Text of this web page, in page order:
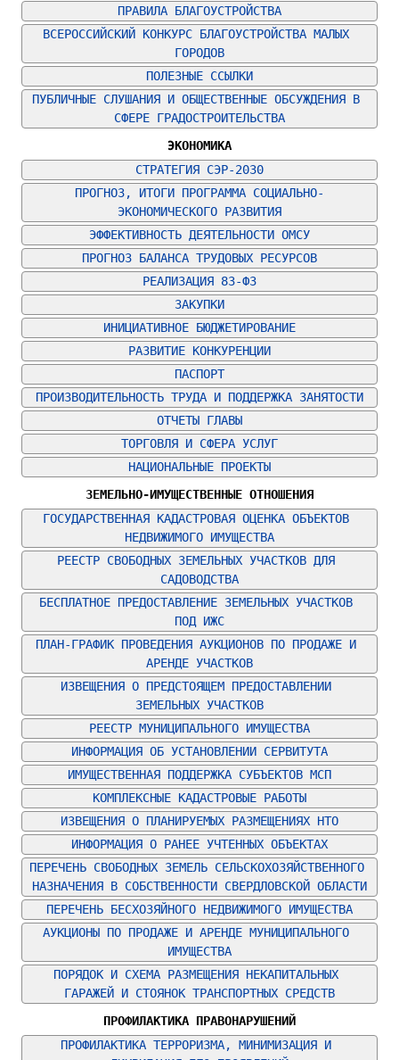
ПРАВИЛА БЛАГОУСТРОЙСТВА
ВСЕРОССИЙСКИЙ КОНКУРС БЛАГОУСТРОЙСТВА МАЛЫХ
ГОРОДОВ
ПОЛЕЗНЫЕ ССЫЛКИ
ПУБЛИЧНЫЕ СЛУШАНИЯ И ОБЩЕСТВЕННЫЕ ОБСУЖДЕНИЯ В
СФЕРЕ ГРАДОСТРОИТЕЛЬСТВА
ЭКОНОМИКА
СТРАТЕГИЯ СЭР-2030
ПРОГНОЗ, ИТОГИ ПРОГРАММА СОЦИАЛЬНО-
ЭКОНОМИЧЕСКОГО РАЗВИТИЯ
ЭФФЕКТИВНОСТЬ ДЕЯТЕЛЬНОСТИ ОМСУ
ПРОГНОЗ БАЛАНСА ТРУДОВЫХ РЕСУРСОВ
РЕАЛИЗАЦИЯ 83-ФЗ
ЗАКУПКИ
ИНИЦИАТИВНОЕ БЮДЖЕТИРОВАНИЕ
РАЗВИТИЕ КОНКУРЕНЦИИ
ПАСПОРТ
ПРОИЗВОДИТЕЛЬНОСТЬ ТРУДА И ПОДДЕРЖКА ЗАНЯТОСТИ
ОТЧЕТЫ ГЛАВЫ
ТОРГОВЛЯ И СФЕРА УСЛУГ
НАЦИОНАЛЬНЫЕ ПРОЕКТЫ
ЗЕМЕЛЬНО-ИМУЩЕСТВЕННЫЕ ОТНОШЕНИЯ
ГОСУДАРСТВЕННАЯ КАДАСТРОВАЯ ОЦЕНКА ОБЪЕКТОВ
НЕДВИЖИМОГО ИМУЩЕСТВА
РЕЕСТР СВОБОДНЫХ ЗЕМЕЛЬНЫХ УЧАСТКОВ ДЛЯ
САДОВОДСТВА
БЕСПЛАТНОЕ ПРЕДОСТАВЛЕНИЕ ЗЕМЕЛЬНЫХ УЧАСТКОВ
ПОД ИЖС
ПЛАН-ГРАФИК ПРОВЕДЕНИЯ АУКЦИОНОВ ПО ПРОДАЖЕ И
АРЕНДЕ УЧАСТКОВ
ИЗВЕЩЕНИЯ О ПРЕДСТОЯЩЕМ ПРЕДОСТАВЛЕНИИ
ЗЕМЕЛЬНЫХ УЧАСТКОВ
РЕЕСТР МУНИЦИПАЛЬНОГО ИМУЩЕСТВА
ИНФОРМАЦИЯ ОБ УСТАНОВЛЕНИИ СЕРВИТУТА
ИМУЩЕСТВЕННАЯ ПОДДЕРЖКА СУБЪЕКТОВ МСП
КОМПЛЕКСНЫЕ КАДАСТРОВЫЕ РАБОТЫ
ИЗВЕЩЕНИЯ О ПЛАНИРУЕМЫХ РАЗМЕЩЕНИЯХ НТО
ИНФОРМАЦИЯ О РАНЕЕ УЧТЕННЫХ ОБЪЕКТАХ
ПЕРЕЧЕНЬ СВОБОДНЫХ ЗЕМЕЛЬ СЕЛЬСКОХОЗЯЙСТВЕННОГО
НАЗНАЧЕНИЯ В СОБСТВЕННОСТИ СВЕРДЛОВСКОЙ ОБЛАСТИ
ПЕРЕЧЕНЬ БЕСХОЗЯЙНОГО НЕДВИЖИМОГО ИМУЩЕСТВА
АУКЦИОНЫ ПО ПРОДАЖЕ И АРЕНДЕ МУНИЦИПАЛЬНОГО
ИМУЩЕСТВА
ПОРЯДОК И СХЕМА РАЗМЕЩЕНИЯ НЕКАПИТАЛЬНЫХ
ГАРАЖЕЙ И СТОЯНОК ТРАНСПОРТНЫХ СРЕДСТВ
ПРОФИЛАКТИКА ПРАВОНАРУШЕНИЙ
ПРОФИЛАКТИКА ТЕРРОРИЗМА, МИНИМИЗАЦИЯ И